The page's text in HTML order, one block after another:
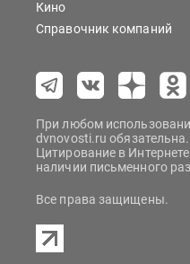
Кино
Справочник компаний
При любом
dvnovosti.ru обязательна.
Цитирование в
наличии письменного
Все права защищены.